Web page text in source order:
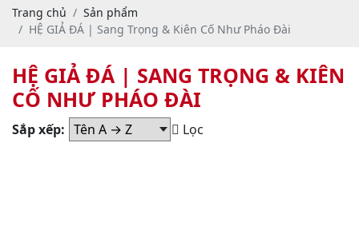
Trang chủ
Sản phẩm
HỆ GIẢ ĐÁ | Sang Trọng & Kiên Cố Như Pháo Đài
HỆ GIẢ ĐÁ | SANG TRỌNG & KIÊN
CỐ NHƯ PHÁO ĐÀI
Sắp xếp: Lọc